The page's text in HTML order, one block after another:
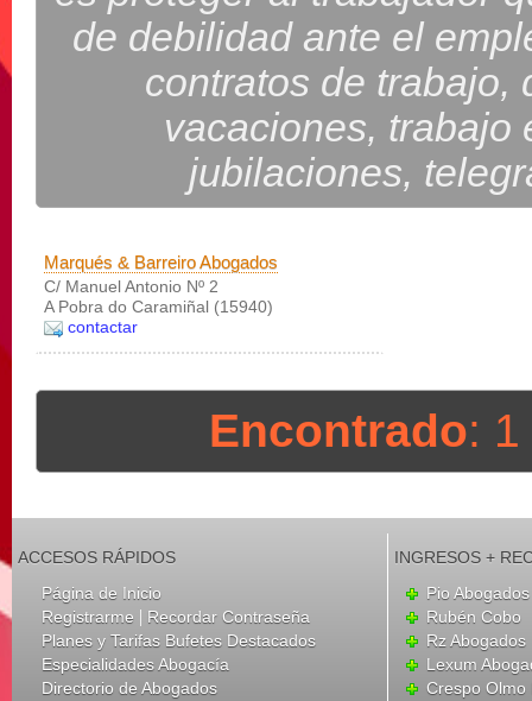
de debilidad ante el
contratos de trabajo,
vacaciones, trabajo
jubilaciones,
Marqués & Barreiro Abogados
C/ Manuel Antonio Nº 2
A Pobra do Caramiñal (15940)
contactar
Encontrado:
ACCESOS RÁPIDOS
Página de Inicio
Registrarme | Recordar Contraseña
Planes y Tarifas Bufetes Destacados
Especialidades Abogacía
Directorio de Abogados
INGRESOS +
Pio
Rubén Cobo
Rz Abogados
Lexum
Crespo Olmo